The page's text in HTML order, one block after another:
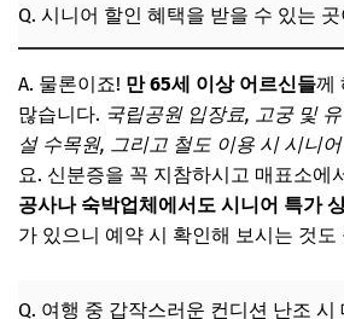
Q. 시니어 할인 혜택을 받을 수 있는
A. 물론이죠! 만 65세 이상 어르신들께
많습니다. 국립공원 입장료, 고궁 및
설 수목원, 그리고 철도 이용 시 시니
요. 신분증을 꼭 지참하시고 매표소에
공사나 숙박업체에서도 시니어 특가
가 있으니 예약 시 확인해 보시는 것도
Q. 여행 중 갑작스러운 컨디션 난조